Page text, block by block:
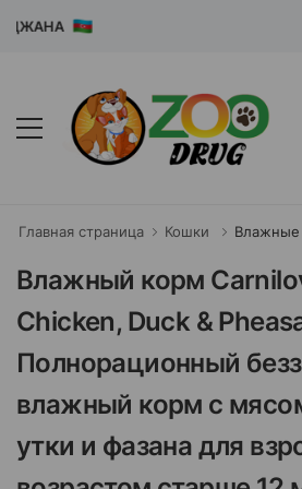
Главная страница Кошки
Влажный корм
Chicken, Duck &
Полнорационный
влажный корм с
утки и фазана для